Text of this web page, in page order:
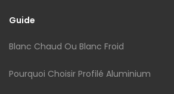
Guide
Blanc Chaud Ou Blanc Froid
Pourquoi Choisir Profilé Aluminium